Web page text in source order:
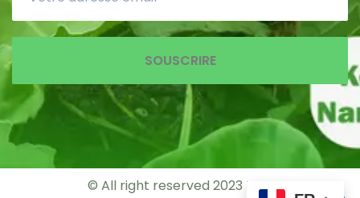
SOUSCRIRE
© All right reserved 2023 MPP